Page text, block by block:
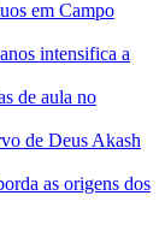
em Campo
intensifica a
de aula no
de Deus Akash
as origens dos